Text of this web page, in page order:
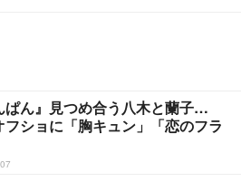
ぱん』見つめ合う八木と蘭子…
フショに「胸キュン」「恋のフラ